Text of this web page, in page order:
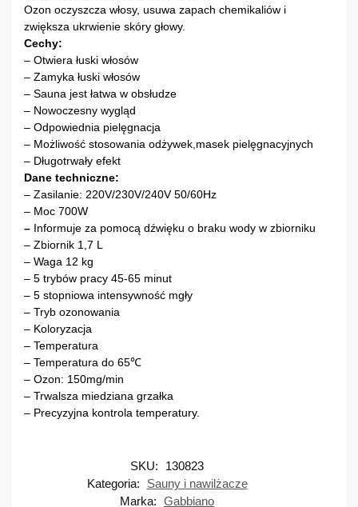
Ozon oczyszcza włosy, usuwa zapach chemikaliów i
zwiększa ukrwienie skóry głowy.
Cechy:
– Otwiera łuski włosów
– Zamyka łuski włosów
– Sauna jest łatwa w obsłudze
– Nowoczesny wygląd
– Odpowiednia pielęgnacja
– Możliwość stosowania odżywek,masek pielęgnacyjnych
– Długotrwały efekt
Dane techniczne:
– Zasilanie: 220V/230V/240V 50/60Hz
– Moc 700W
– Informuje za pomocą dźwięku o braku wody w zbiorniku
– Zbiornik 1,7 L
– Waga 12 kg
– 5 trybów pracy 45-65 minut
– 5 stopniowa intensywność mgły
– Tryb ozonowania
– Koloryzacja
– Temperatura
– Temperatura do 65℃
– Ozon: 150mg/min
– Trwalsza miedziana grzałka
– Precyzyjna kontrola temperatury.
SKU:
130823
Kategoria:
Sauny i nawilżacze
Marka: Gabbiano